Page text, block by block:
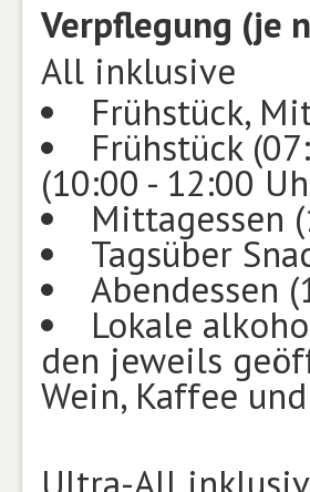
Verpflegung (je
All inklusive
Frühstück,
Frühstück
(10:00 - 12:00
Mittagessen
Tagsüber
Abendessen
Lokale
den jeweils
Wein, Kaffee